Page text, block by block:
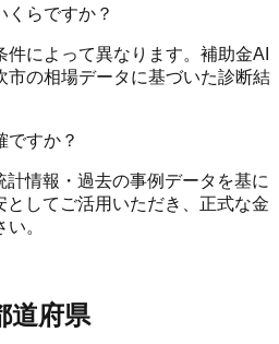
くらですか？
によって異なります。補助金AI
市の相場データに基づいた診断結
ですか？
情報・過去の事例データを基に
してご活用いただき、正式な金
。
道府県